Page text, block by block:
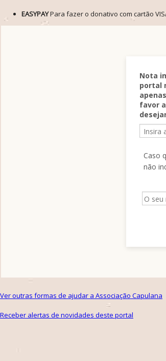
EASYPAYPara fazer o donativo com cartão
Ver outras formas de ajudar a Associação Capulana
Receber alertas de novidades deste portal